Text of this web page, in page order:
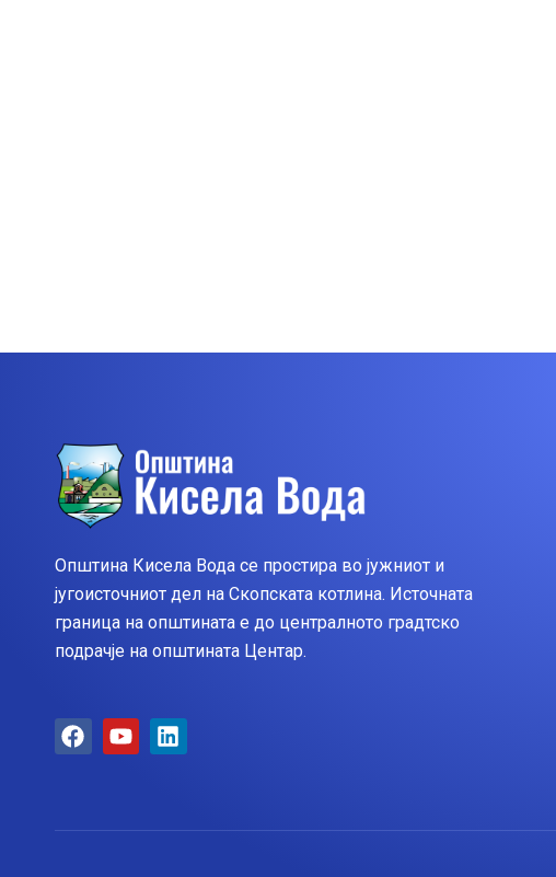
Општина Кисела Вода се простира во јужниот и
југоисточниот дел на Скопската котлина. Источната
граница на општината е до централното градтско
подрачје на општината Центар.
F
a
Y
o
L
i